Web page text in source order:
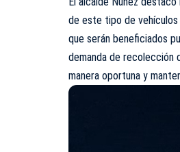
de este tipo de vehículos
que serán beneficiados
demanda de recolección
manera oportuna y